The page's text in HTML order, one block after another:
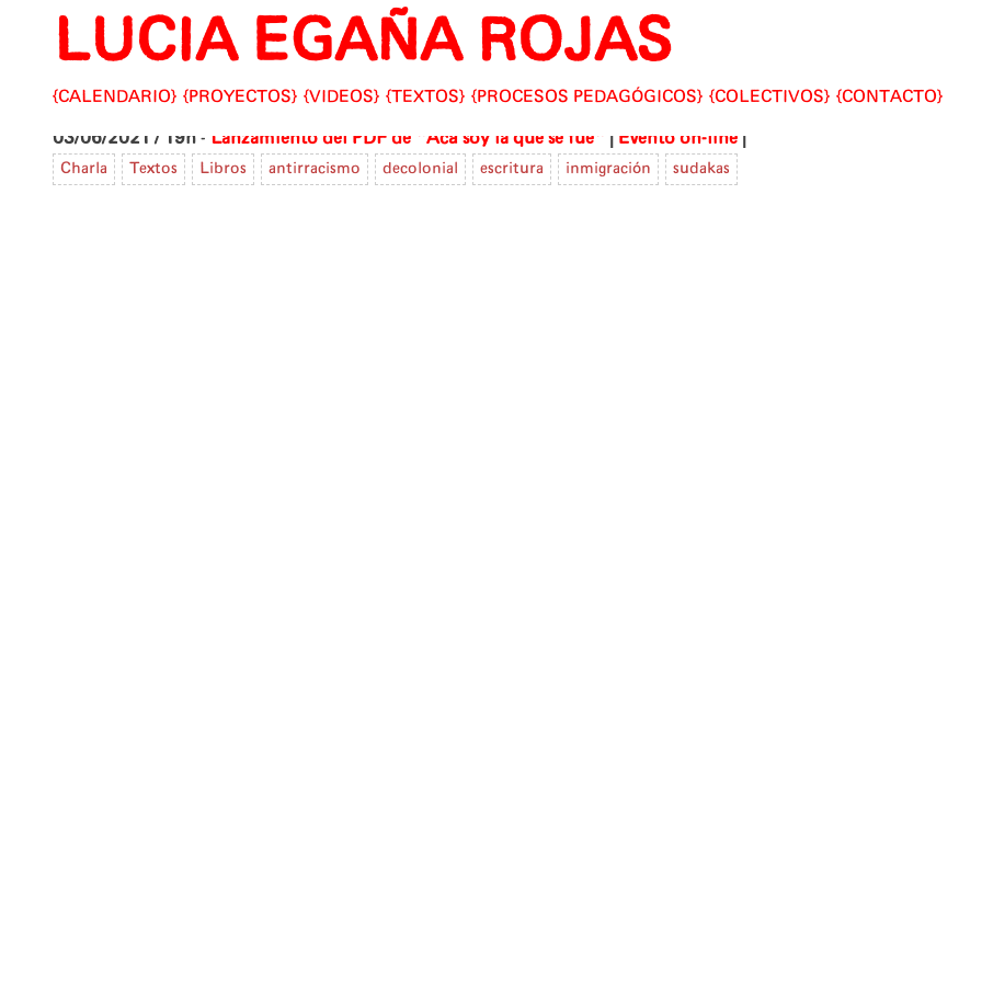
Skip
content
LUCIA EGAÑA ROJAS
CALENDARIO PROYECTOS VIDEOS TEXTOS PROCESOS PEDAGÓGICOS COLECTIVOS CONTACTO
03/06/2021 / 19h - Lanzamiento del PDF de "Acá soy la que se fue" | Evento on-line |
Charla Textos Libros antirracismo decolonial escritura inmigración sudakas